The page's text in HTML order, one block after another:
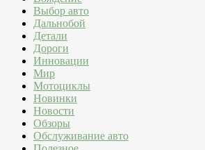
Выбор авто
Дальнобой
Детали
Дороги
Инновации
Мир
Мотоциклы
Новинки
Новости
Обзоры
Обслуживание авто